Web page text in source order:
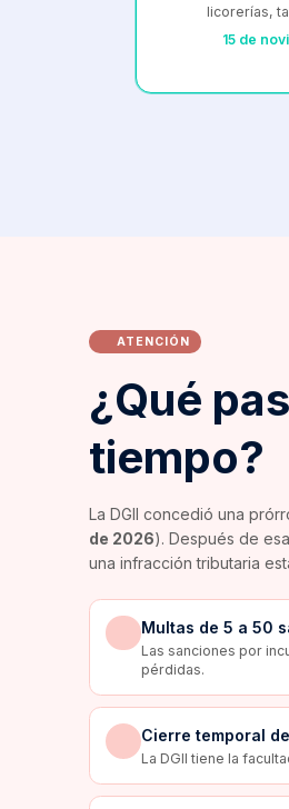
licorerías,
15 de
ATENCIÓN
¿Qué
tiempo?
La DGII concedió una
de 2026). Después de
una infracción tributaria
Multas de 5 a 50
Las sanciones por
pérdidas.
Cierre temporal
La DGII tiene la